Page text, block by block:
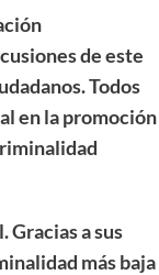
de este
Todos
en la promoción
Gracias a sus
más baja